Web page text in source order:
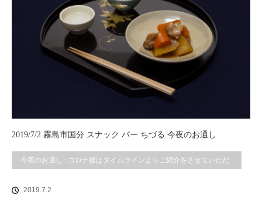
2019/7/2 霧島市国分 スナック バー ちづる 今夜のお通し
今夜のお通し : コロナ後はタイムラインよりご紹介をさせていただ
2019.7.2